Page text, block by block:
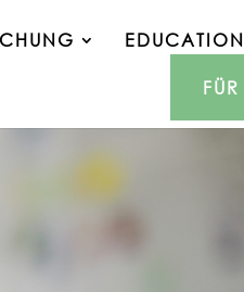
EDUCATION